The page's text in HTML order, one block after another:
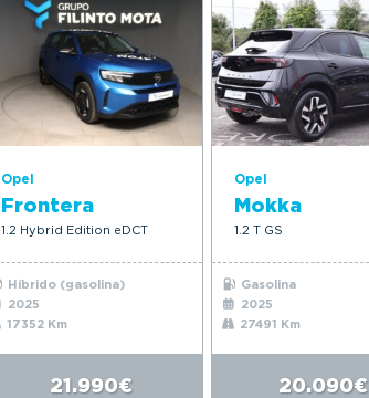
Opel
Frontera
1.2 Hybrid Edition eDCT
Híbrido (gasolina)
2025
17352 Km
21.990€
Opel
Mokka
1.2 T GS
Gasolina
2025
27491 Km
20.090€